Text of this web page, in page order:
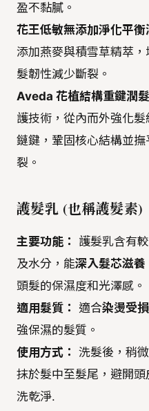
盈不黏膩。
花王低敏無添加淨化平衡
添加燕麥與積雪草精萃
髮韌性減少斷裂。
Aveda 花植結構重鍵潤髮
護技術，從內而外強化
鏈鍵，鞏固核心結構並
裂。
護髮乳 (也稱護髮素)
主要功能：
護髮乳含有
及水分，能深入髮芯滋養
頭髮的保濕度和光澤感。
適用髮質：
適合染燙受
強保濕的髮質。
使用方式： 洗髮後，稍
抹於髮中至髮尾，避開
洗乾淨.